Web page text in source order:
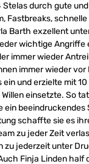
durch gute
Fastbreaks,
Barth exzellent
wichtige
immer wieder
immer wieder
und erzielte mit
einsetzte. So
beeindruckendes
schaffte sie es
zu jeder Zeit
zu jederzeit unter
Finja Linden